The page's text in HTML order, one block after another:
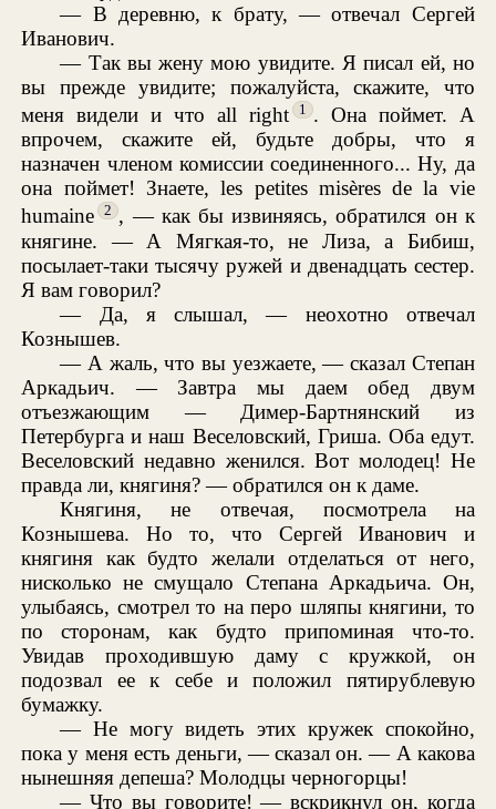
— В деревню, к брату, — отвечал Сергей
Иванович.
— Так вы жену мою увидите. Я писал ей, но
вы прежде увидите; пожалуйста, скажите, что
меня видели и что all right
1 . Она поймет. А
впрочем, скажите ей, будьте добры, что я
назначен членом комиссии соединенного... Ну, да
она поймет! Знаете, les petites misères de la vie
humaine
2 , — как бы извиняясь, обратился он к
княгине. — А Мягкая-то, не Лиза, а Бибиш,
посылает-таки тысячу ружей и двенадцать сестер.
Я вам говорил?
— Да, я слышал, — неохотно отвечал
Кознышев.
— А жаль, что вы уезжаете, — сказал Степан
Аркадьич. — Завтра мы даем обед двум
отъезжающим — Димер-Бартнянский из
Петербурга и наш Веселовский, Гриша. Оба едут.
Веселовский недавно женился. Вот молодец! Не
правда ли, княгиня? — обратился он к даме.
Княгиня, не отвечая, посмотрела на
Кознышева. Но то, что Сергей Иванович и
княгиня как будто желали отделаться от него,
нисколько не смущало Степана Аркадьича. Он,
улыбаясь, смотрел то на перо шляпы княгини, то
по сторонам, как будто припоминая что-то.
Увидав проходившую даму с кружкой, он
подозвал ее к себе и положил пятирублевую
бумажку.
— Не могу видеть этих кружек спокойно,
пока у меня есть деньги, — сказал он. — А какова
нынешняя депеша? Молодцы черногорцы!
— Что вы говорите! — вскрикнул он, когда